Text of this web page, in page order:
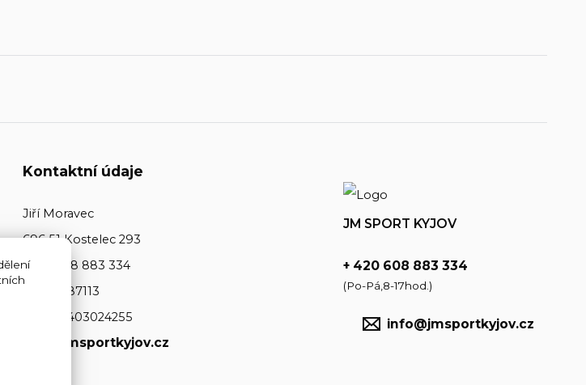
Kontaktní údaje
Jiří Moravec
696 51 Kostelec 293
+420 608 883 334
ičo: 64487113
dič: CZ7403024255
www.jmsportkyjov.cz
JM SPORT KYJOV
+ 420 608 883 334
(Po-Pá,8-17hod.)
info@jmsportkyjov.cz